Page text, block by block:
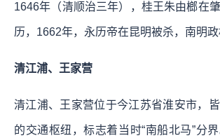
1646年（清顺治三年），桂王朱由榔在
历，1662年，永历帝在昆明被杀，南明政
清江浦、王家营
清江浦、王家营位于今江苏省淮安市，
的交通枢纽，标志着当时“南船北马”分